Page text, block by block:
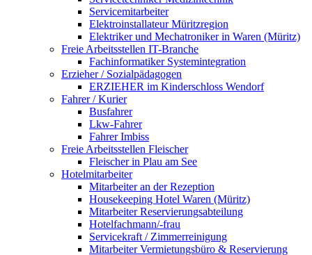
Servicemitarbeiter
Elektroinstallateur Müritzregion
Elektriker und Mechatroniker in Waren (Müritz)
Freie Arbeitsstellen IT-Branche
Fachinformatiker Systemintegration
Erzieher / Sozialpädagogen
ERZIEHER im Kinderschloss Wendorf
Fahrer / Kurier
Busfahrer
Lkw-Fahrer
Fahrer Imbiss
Freie Arbeitsstellen Fleischer
Fleischer in Plau am See
Hotelmitarbeiter
Mitarbeiter an der Rezeption
Housekeeping Hotel Waren (Müritz)
Mitarbeiter Reservierungsabteilung
Hotelfachmann/-frau
Servicekraft / Zimmerreinigung
Mitarbeiter Vermietungsbüro & Reservierung